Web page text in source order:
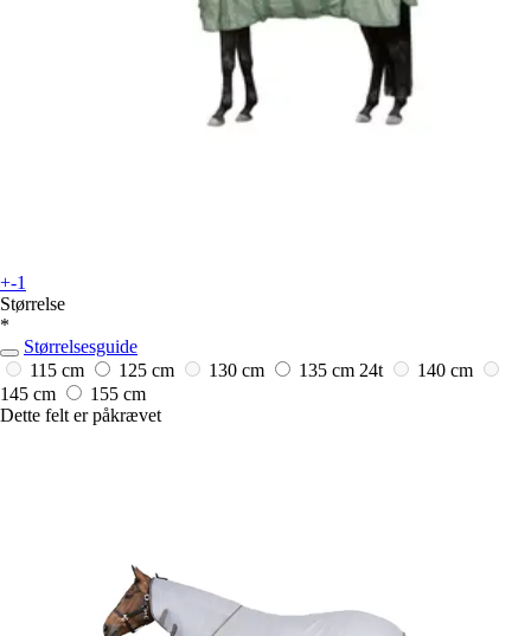
+-1
Størrelse
*
Størrelsesguide
115 cm
125 cm 130 cm 135 cm 24t
140 cm
145 cm
155 cm
Dette felt er påkrævet